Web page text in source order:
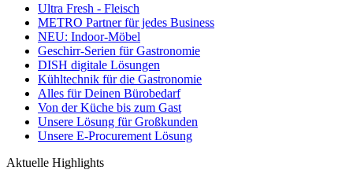
Ultra Fresh - Fleisch
METRO Partner für jedes Business
NEU: Indoor-Möbel
Geschirr-Serien für Gastronomie
DISH digitale Lösungen
Kühltechnik für die Gastronomie
Alles für Deinen Bürobedarf
Von der Küche bis zum Gast
Unsere Lösung für Großkunden
Unsere E-Procurement Lösung
Aktuelle Highlights